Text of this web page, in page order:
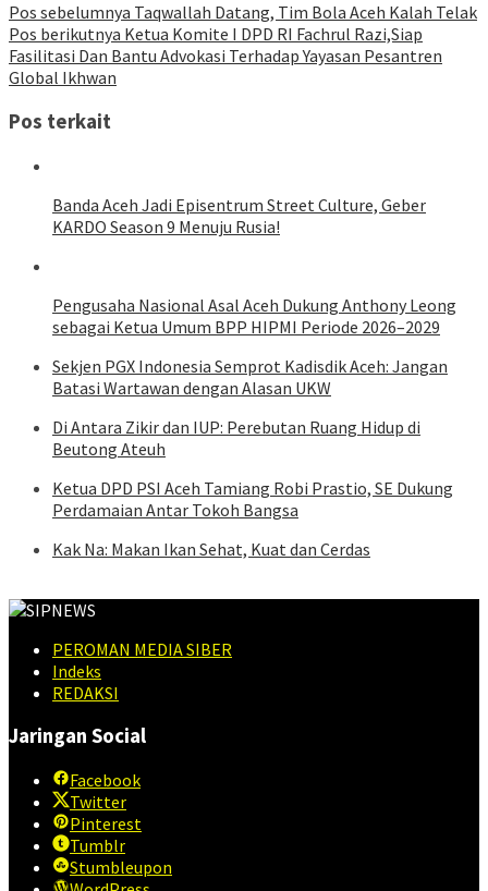
Pos sebelumnya Taqwallah Datang, Tim Bola Aceh Kalah Telak
Pos berikutnya Ketua Komite I DPD RI Fachrul Razi,Siap
Fasilitasi Dan Bantu Advokasi Terhadap Yayasan Pesantren
Global Ikhwan
Pos terkait
Banda Aceh Jadi Episentrum Street Culture, Geber
KARDO Season 9 Menuju Rusia!
Pengusaha Nasional Asal Aceh Dukung Anthony Leong
sebagai Ketua Umum BPP HIPMI Periode 2026–2029
Sekjen PGX Indonesia Semprot Kadisdik Aceh: Jangan
Batasi Wartawan dengan Alasan UKW
Di Antara Zikir dan IUP: Perebutan Ruang Hidup di
Beutong Ateuh
Ketua DPD PSI Aceh Tamiang Robi Prastio, SE Dukung
Perdamaian Antar Tokoh Bangsa
Kak Na: Makan Ikan Sehat, Kuat dan Cerdas
PEROMAN MEDIA SIBER
Indeks
REDAKSI
Jaringan Social
Facebook
Twitter
Pinterest
Tumblr
Stumbleupon